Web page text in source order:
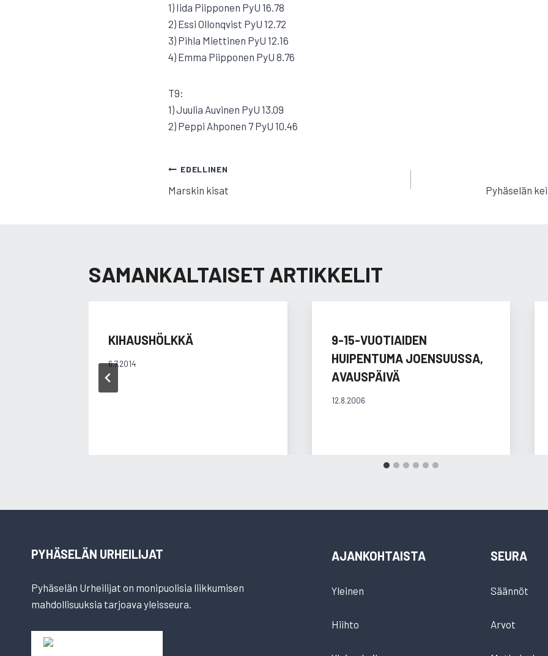
1) Iida Piipponen PyU 16.78
2) Essi Ollonqvist PyU 12.72
3) Pihla Miettinen PyU 12.16
4) Emma Piipponen PyU 8.76
T9:
1) Juulia Auvinen PyU 13.09
2) Peppi Ahponen 7 PyU 10.46
ARTIKKELIEN
SELAUS
EDELLINEN
Marskin kisat Pyhäselän
SAMANKALTAISET ARTIKKELIT
KIHAUSHÖLKKÄ
6.7.2014
9-15-VUOTIAIDEN
HUIPENTUMA JOENSUUSSA,
AVAUSPÄIVÄ
12.8.2006
PYHÄSELÄN URHEILIJAT
Pyhäselän Urheilijat on monipuolisia liikkumisen
mahdollisuuksia tarjoava yleisseura.
AJANKOHTAISTA
Yleinen
Hiihto
SEURA
Säännöt
Arvot